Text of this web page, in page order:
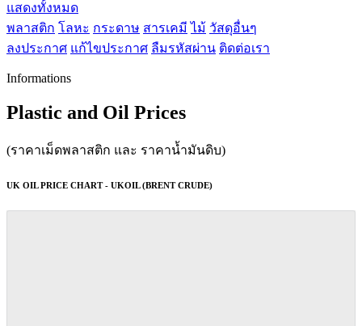
แสดงทั้งหมด
พลาสติก โลหะ กระดาษ สารเคมี ไม้ วัสดุอื่นๆ
ลงประกาศ แก้ไขประกาศ ลืมรหัสผ่าน ติดต่อเรา
Informations
Plastic and Oil Prices
(ราคาเม็ดพลาสติก และ ราคาน้ำมันดิบ)
UK OIL PRICE CHART - UKOIL (BRENT CRUDE)